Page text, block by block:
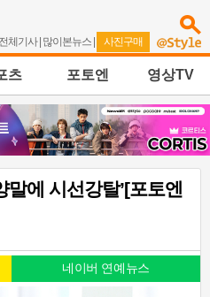
전체기사| 많이본뉴스 | 사진구매
츠 포토엔 영상TV
말에 시선강탈’[포토엔
네이버 연예뉴스